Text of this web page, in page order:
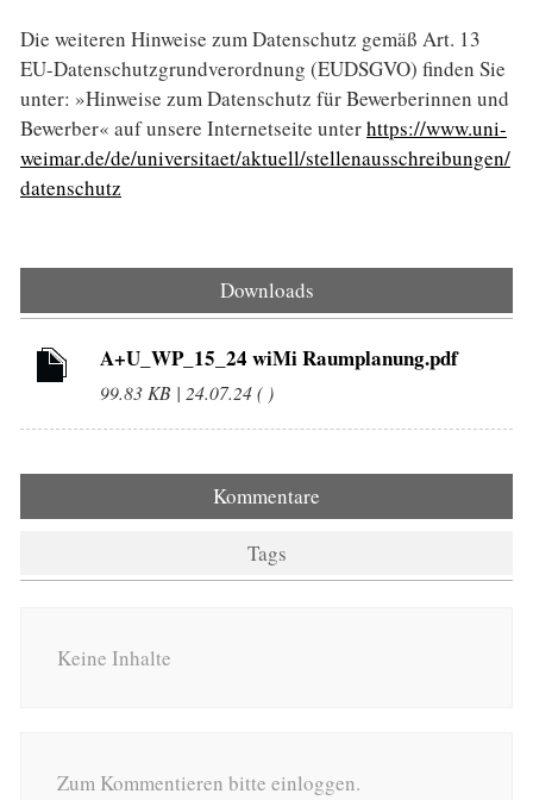
Die weiteren Hinweise zum Datenschutz gemäß Art. 13
EU-Datenschutzgrundverordnung (EUDSGVO) finden Sie
unter: »Hinweise zum Datenschutz für Bewerberinnen und
Bewerber« auf unsere Internetseite unterhttps://www.uni-
weimar.de/de/universitaet/aktuell/stellenausschreibungen/
datenschutz
Downloads
A+U_WP_15_24 wiMi Raumplanung.pdf
99.83 KB | 24.07.24 ( )
Kommentare
Tags
Keine Inhalte
Zum Kommentieren bitte einloggen.